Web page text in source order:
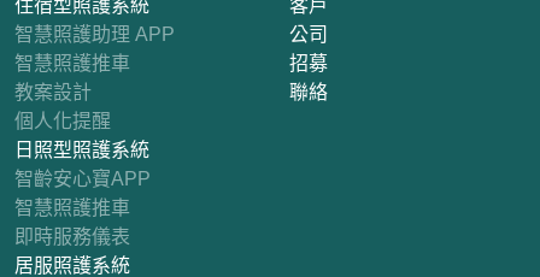
住宿型照護系統
智慧照護助理 APP
智慧照護推車
教案設計
個人化提醒
日照型照護系統
智齡安心寶APP
智慧照護推車
即時服務儀表
居服照護系統
客戶
公司
招募
聯絡